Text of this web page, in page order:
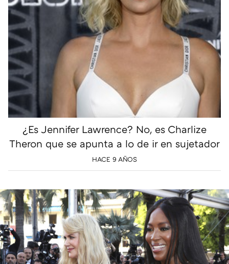
¿Es Jennifer Lawrence? No, es Charlize
Theron que se apunta a lo de ir en sujetador
HACE 9 AÑOS